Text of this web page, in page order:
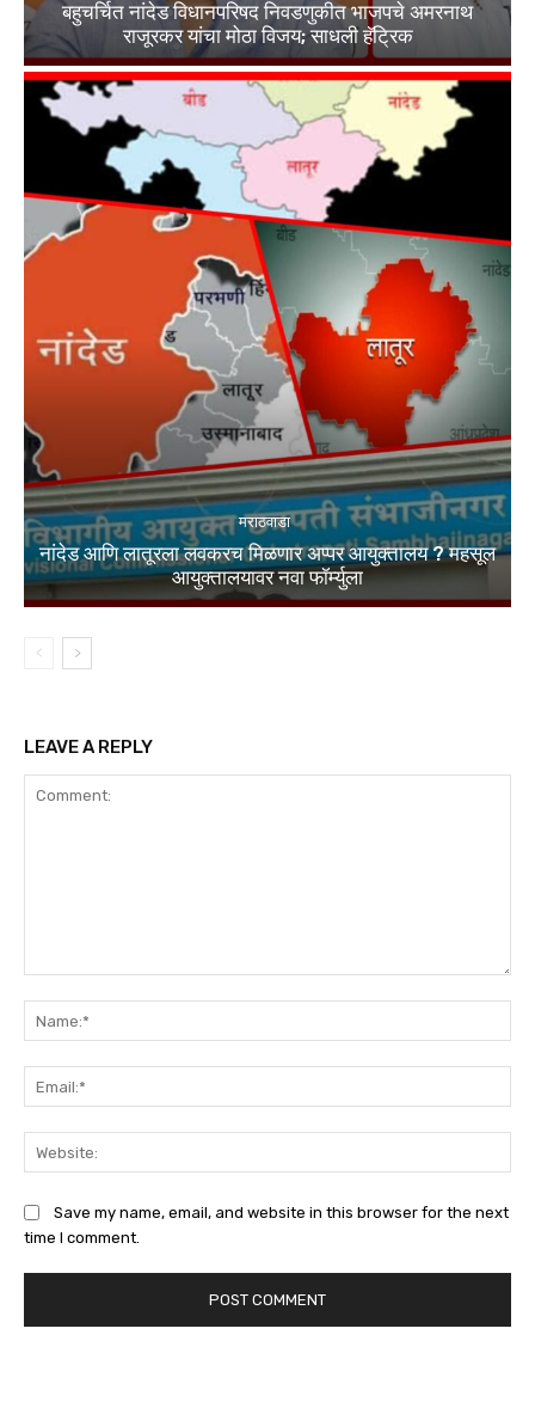
बहुचर्चित नांदेड विधानपरिषद निवडणुकीत भाजपचे अमरनाथ
राजूरकर यांचा मोठा विजय; साधली हॅट्रिक
मराठवाडा
नांदेड आणि लातूरला लवकरच मिळणार अप्पर आयुक्तालय ? महसूल
आयुक्तालयावर नवा फॉर्म्युला
LEAVE A REPLY
Save my name, email, and website in this browser for the next
time I comment.